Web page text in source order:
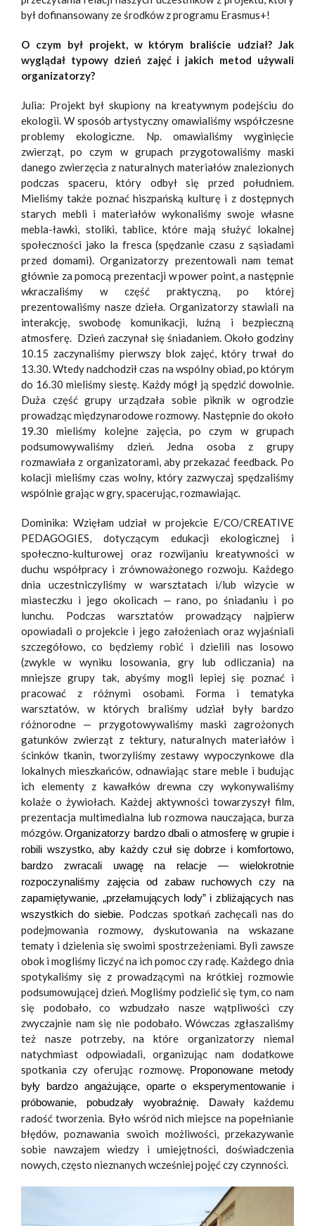
był dofinansowany ze środków z programu Erasmus+!
O czym był projekt, w którym braliście udział? Jak
wyglądał typowy dzień zajęć i jakich metod używali
organizatorzy?
Julia: Projekt był skupiony na kreatywnym podejściu do
ekologii. W sposób artystyczny omawialiśmy współczesne
problemy ekologiczne. Np. omawialiśmy wyginięcie
zwierząt, po czym w grupach przygotowaliśmy maski
danego zwierzęcia z naturalnych materiałów znalezionych
podczas spaceru, który odbył się przed południem.
Mieliśmy także poznać hiszpańską kulturę i z dostępnych
starych mebli i materiałów wykonaliśmy swoje własne
mebla-ławki, stoliki, tablice, które mają służyć lokalnej
społeczności jako la fresca (spędzanie czasu z sąsiadami
przed domami). Organizatorzy prezentowali nam temat
głównie za pomocą prezentacji w power point, a następnie
wkraczaliśmy w część praktyczną, po której
prezentowaliśmy nasze dzieła. Organizatorzy stawiali na
interakcję, swobodę komunikacji, luźną i bezpieczną
atmosferę. Dzień zaczynał się śniadaniem. Około godziny
10.15 zaczynaliśmy pierwszy blok zajęć, który trwał do
13.30. Wtedy nadchodził czas na wspólny obiad, po którym
do 16.30 mieliśmy siestę. Każdy mógł ją spędzić dowolnie.
Duża część grupy urządzała sobie piknik w ogrodzie
prowadząc międzynarodowe rozmowy. Następnie do około
19.30 mieliśmy kolejne zajęcia, po czym w grupach
podsumowywaliśmy dzień. Jedna osoba z grupy
rozmawiała z organizatorami, aby przekazać feedback. Po
kolacji mieliśmy czas wolny, który zazwyczaj spędzaliśmy
wspólnie grając w gry, spacerując, rozmawiając.
Dominika: Wzięłam udział w projekcie E/CO/CREATIVE
PEDAGOGIES, dotyczącym edukacji ekologicznej i
społeczno-kulturowej oraz rozwijaniu kreatywności w
duchu współpracy i zrównoważonego rozwoju. Każdego
dnia uczestniczyliśmy w warsztatach i/lub wizycie w
miasteczku i jego okolicach — rano, po śniadaniu i po
lunchu. Podczas warsztatów prowadzący najpierw
opowiadali o projekcie i jego założeniach oraz wyjaśniali
szczegółowo, co będziemy robić i dzielili nas losowo
(zwykle w wyniku losowania, gry lub odliczania) na
mniejsze grupy tak, abyśmy mogli lepiej się poznać i
pracować z różnymi osobami. Forma i tematyka
warsztatów, w których braliśmy udział były bardzo
różnorodne — przygotowywaliśmy maski zagrożonych
gatunków zwierząt z tektury, naturalnych materiałów i
ścinków tkanin, tworzyliśmy zestawy wypoczynkowe dla
lokalnych mieszkańców, odnawiając stare meble i budując
ich elementy z kawałków drewna czy wykonywaliśmy
kolaże o żywiołach. Każdej aktywności towarzyszył film,
prezentacja multimedialna lub rozmowa nauczająca, burza
mózgów.Organizatorzy bardzo dbali o atmosferę w grupie i
robili wszystko, aby każdy czuł się dobrze i komfortowo,
bardzo zwracali uwagę na relacje — wielokrotnie
rozpoczynaliśmy zajęcia od zabaw ruchowych czy na
zapamiętywanie, „przełamujących lody” i zbliżających nas
wszystkich do siebie. Podczas spotkań zachęcali nas do
podejmowania rozmowy, dyskutowania na wskazane
tematy i dzielenia się swoimi spostrzeżeniami. Byli zawsze
obok i mogliśmy liczyć na ich pomoc czy radę. Każdego dnia
spotykaliśmy się z prowadzącymi na krótkiej rozmowie
podsumowującej dzień. Mogliśmy podzielić się tym, co nam
się podobało, co wzbudzało nasze wątpliwości czy
zwyczajnie nam się nie podobało. Wówczas zgłaszaliśmy
też nasze potrzeby, na które organizatorzy niemal
natychmiast odpowiadali, organizując nam dodatkowe
spotkania czy oferując rozmowę. Proponowane metody
były bardzo angażujące, oparte o eksperymentowanie i
próbowanie, pobudzały wyobraźnię. Dawały każdemu
radość tworzenia. Było wśród nich miejsce na popełnianie
błędów, poznawania swoich możliwości, przekazywanie
sobie nawzajem wiedzy i umiejętności, doświadczenia
nowych, często nieznanych wcześniej pojęć czy czynności.